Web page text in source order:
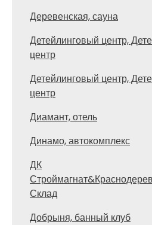
Деревенская, сауна
Детейлинговый центр,
центр
Детейлинговый центр,
центр
Диамант, отель
Динамо, автокомплекс
ДК
Склад
Добрыня, банный клуб